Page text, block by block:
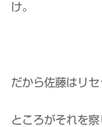
け。
だから佐藤はリセ
ところがそれを